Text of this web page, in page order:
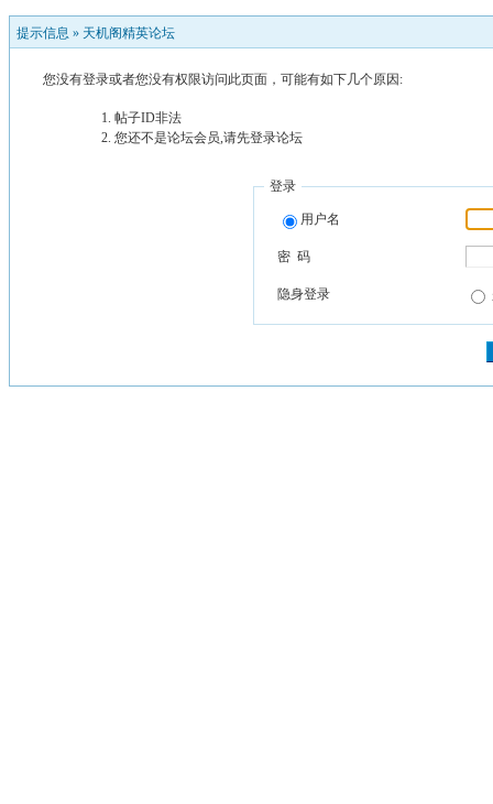
提示信息 » 天机阁精英论坛
您没有登录或者您没有权限访问此页面，可能有如下几个原因:
帖子ID非法
您还不是论坛会员,请先登录论坛
登录
用户名
密 码
隐身登录